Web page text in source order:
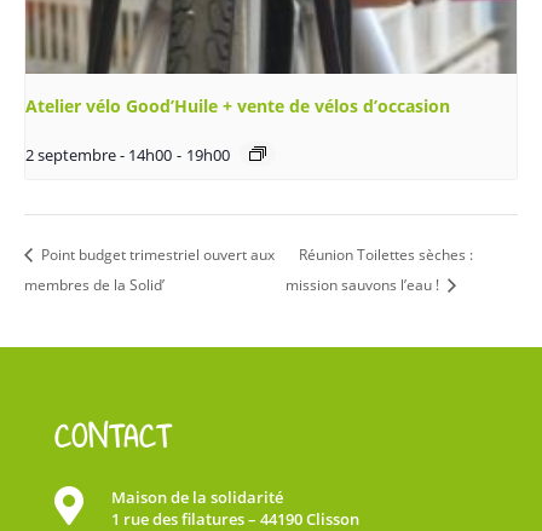
Atelier vélo Good’Huile + vente de vélos d’occasion
2 septembre - 14h00 - 19h00
Point budget trimestriel ouvert aux
membres de la Solid’
Réunion Toilettes sèches :
mission sauvons l’eau !
CONTACT

Maison de la solidarité
1 rue des filatures – 44190 Clisson